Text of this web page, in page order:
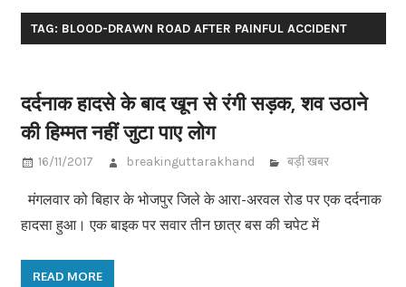
TAG: BLOOD-DRAWN ROAD AFTER PAINFUL ACCIDENT
दर्दनाक हादसे के बाद खून से रंगी सड़क, शव उठाने
की हिम्मत नहीं जुटा पाए लोग
16/11/2017 breakinguttarakhand बड़ी खबर
मंगलवार को बिहार के भोजपुर जिले के आरा-अरवल रोड पर एक दर्दनाक
हादसा हुआ। एक बाइक पर सवार तीन छात्र बस की चपेट में
READ MORE